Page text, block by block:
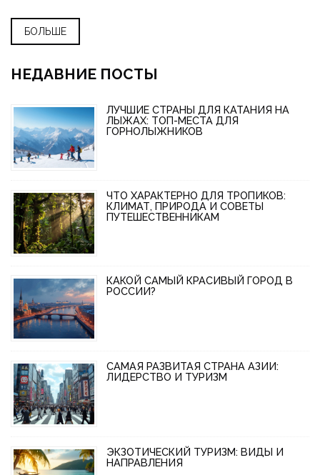
можно хорошо заработать, и какие навыки точно
пригодятся. Индустрия быстро меняется —
Читайте, чтобы поймать интересные возможности и
попасть в центр событий.
БОЛЬШЕ
НЕДАВНИЕ ПОСТЫ
ЛУЧШИЕ СТРАНЫ ДЛЯ КАТАНИЯ НА
ЛЫЖАХ: ТОП-МЕСТА ДЛЯ
ГОРНОЛЫЖНИКОВ
ЧТО ХАРАКТЕРНО ДЛЯ ТРОПИКОВ:
КЛИМАТ, ПРИРОДА И СОВЕТЫ
ПУТЕШЕСТВЕННИКАМ
КАКОЙ САМЫЙ КРАСИВЫЙ ГОРОД В
РОССИИ?
САМАЯ РАЗВИТАЯ СТРАНА АЗИИ:
ЛИДЕРСТВО И ТУРИЗМ
ЭКЗОТИЧЕСКИЙ ТУРИЗМ: ВИДЫ И
НАПРАВЛЕНИЯ